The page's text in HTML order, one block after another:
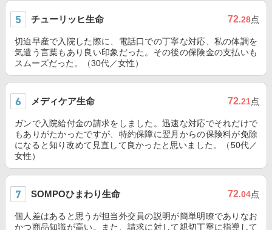
チューリッヒ生命 72.28点
切迫早産で入院した際に、電話口での丁寧な対応、私の体調を
気遣う言葉もあり良い印象だった。その後の保険金の支払いも
スムーズだった。（30代／女性）
メディケア生命 72.21点
ガンで入院給付金の請求をしました。迅速な対応でそれだけで
もありがたかったですが、特約保障に翌月からの保険料が免除
になると知り改めて見直して良かったと思いました。（50代／
女性）
SOMPOひまわり生命 72.04点
個人差はあると思うが担当外交員の説明が簡単明瞭でありなお
かつ商品知識が高い。また、請求に対して親切丁寧に指導して